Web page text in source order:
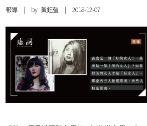
報導 | by 黃鈺螢 | 2018-12-07